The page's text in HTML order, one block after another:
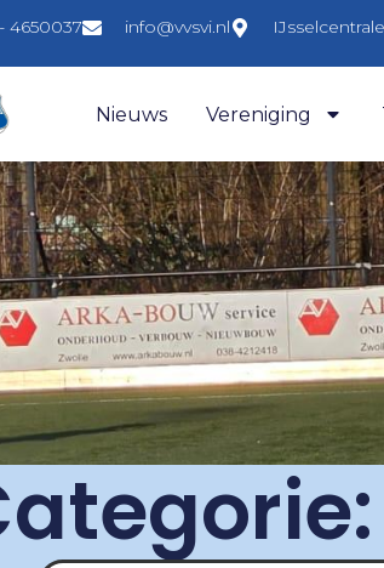
4650037 info@vvsvi.nl
Nieuws Vereniging